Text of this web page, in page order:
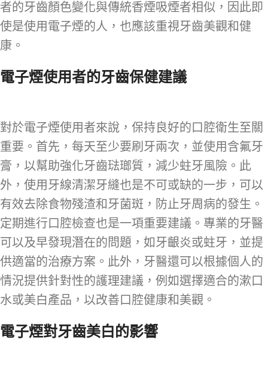
者的牙齒顏色變化與傳統香煙吸煙者相似，因此即
使是使用電子煙的人，也應該重視牙齒美觀和健
康。
電子煙使用者的牙齒保健建議
對於電子煙使用者來說，保持良好的口腔衛生至關
重要。首先，每天至少要刷牙兩次，並使用含氟牙
膏，以幫助強化牙齒琺瑯質，減少蛀牙風險。此
外，使用牙線清潔牙縫也是不可或缺的一步，可以
有效去除食物殘渣和牙菌斑，防止牙周病的發生。
定期進行口腔檢查也是一項重要建議。專業的牙醫
可以及早發現潛在的問題，如牙齦炎或蛀牙，並提
供適當的治療方案。此外，牙醫還可以根據個人的
情況提供針對性的護理建議，例如選擇適合的漱口
水或美白產品，以改善口腔健康和美觀。
電子煙對牙齒美白的影響